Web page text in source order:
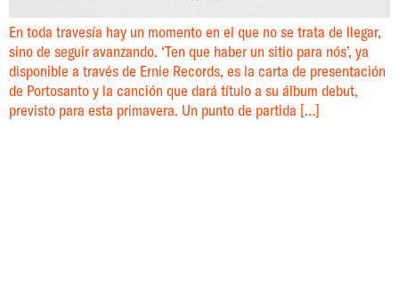
En toda travesía hay un momento en el que no se trata de llegar,
sino de seguir avanzando. ‘Ten que haber un sitio para nós’, ya
disponible a través de Ernie Records, es la carta de presentación
de Portosanto y la canción que dará título a su álbum debut,
previsto para esta primavera. Un punto de partida […]